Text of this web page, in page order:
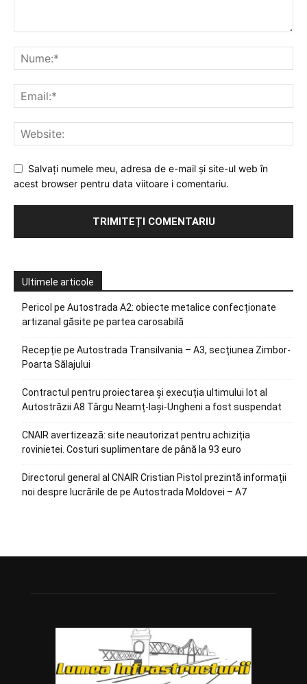
Salvați numele meu, adresa de e-mail și site-ul web în
acest browser pentru data viitoare i comentariu.
Ultimele articole
Pericol pe Autostrada A2: obiecte metalice confecționate
artizanal găsite pe partea carosabilă
Recepție pe Autostrada Transilvania – A3, secțiunea Zimbor-
Poarta Sălajului
Contractul pentru proiectarea și execuția ultimului lot al
Autostrăzii A8 Târgu Neamț-Iași-Ungheni a fost suspendat
CNAIR avertizează: site neautorizat pentru achiziția
rovinietei. Costuri suplimentare de până la 93 euro
Directorul general al CNAIR Cristian Pistol prezintă informații
noi despre lucrările de pe Autostrada Moldovei – A7